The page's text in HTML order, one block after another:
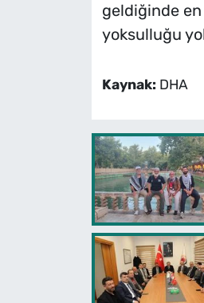
geldiğinde
yoksulluğu
Kaynak: DHA